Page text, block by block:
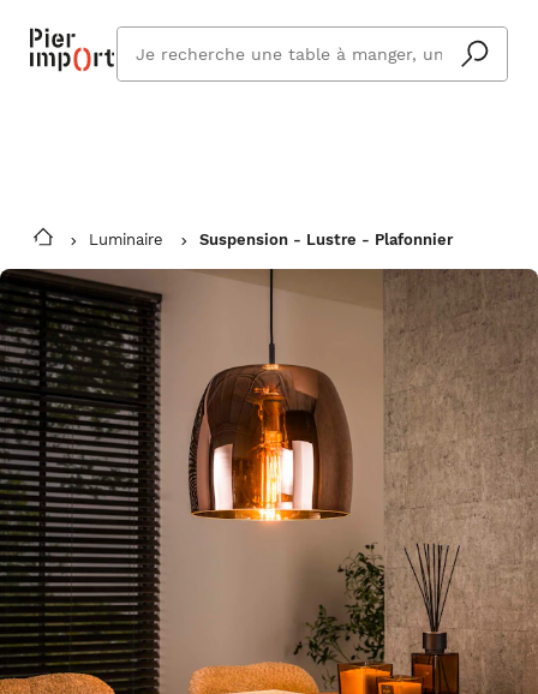
Vous êtes absent ? Pier Import s'adapte
et vous livre à votre retour.
En savoir plus
cherchez
vous ?
Luminaire Suspension - Lustre - Plafonnier